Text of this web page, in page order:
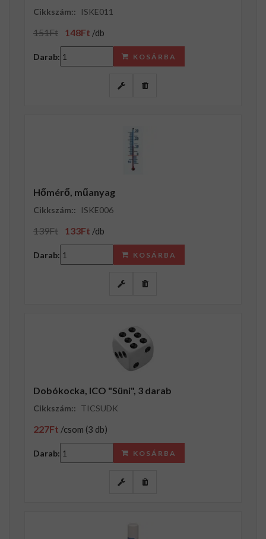
Cikkszám:: ISKE011
151Ft 148Ft /db
Darab: KOSÁRBA
Hőmérő, műanyag
Cikkszám:: ISKE006
139Ft 133Ft /db
Darab: KOSÁRBA
Dobókocka, ICO "Süni", 3 darab
Cikkszám:: TICSUDK
227Ft /csom (3 db)
Darab: KOSÁRBA